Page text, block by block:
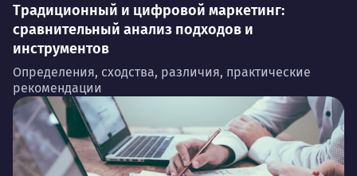
Традиционный и цифровой маркетинг:
сравнительный анализ подходов и
инструментов
Определения, сходства, различия, практические
рекомендации